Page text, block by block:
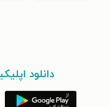
دانلود